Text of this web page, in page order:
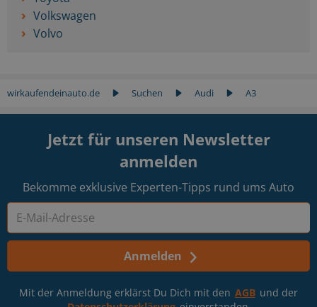
Volkswagen
Volvo
wirkaufendeinauto.de Suchen Audi A3
Jetzt für unseren Newsletter
anmelden
Bekomme exklusive Experten-Tipps rund ums Auto
Anmelden
Mit der Anmeldung erklärst Du Dich mit den AGB und der